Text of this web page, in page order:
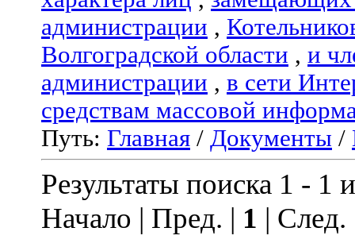
администрации ,
Волгоградской области , и
администрации , в сети
средствам массовой
Путь: Главная / Документы /
Результаты поиска 1 - 1
Начало | Пред. | 1 |